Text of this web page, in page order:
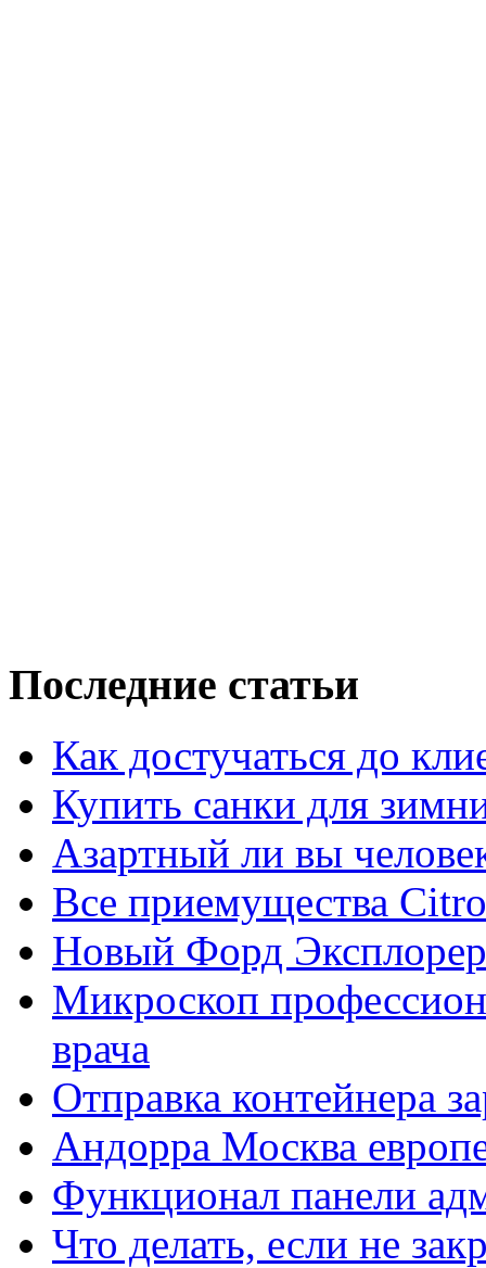
Последние статьи
Как достучаться до
Купить санки для
Азартный ли вы
Все приемущества
Новый Форд
Микроскоп
врача
Отправка контейнера
Андорра Москва
Функционал панели
Что делать, если не